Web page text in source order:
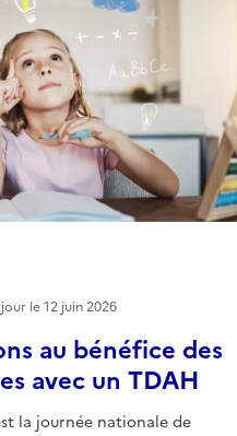
au bénéfice des
avec un TDAH
la journée nationale de
le12 juin 2026